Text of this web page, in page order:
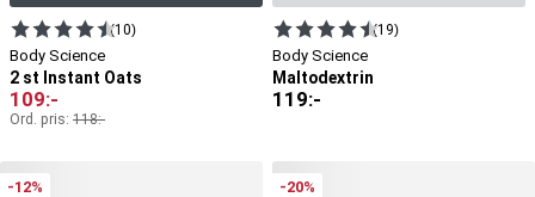
(10)
Body Science
2 st Instant Oats
109:-
Ord. pris: 118:-
(19)
Body Science
Maltodextrin
119:-
-12% -20%